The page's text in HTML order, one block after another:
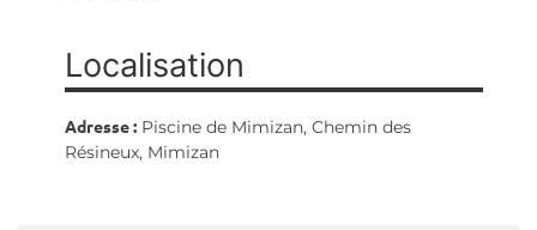
Localisation
Adresse :Piscine de Mimizan, Chemin des
Résineux, Mimizan